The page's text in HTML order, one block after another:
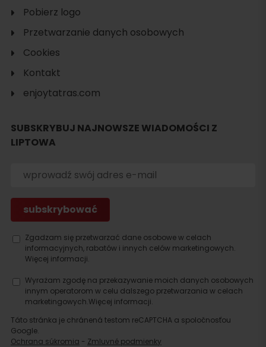
noclegu
Pobierz logo
Przetwarzanie danych osobowych
Cookies
Kontakt
enjoytatras.com
SUBSKRYBUJ NAJNOWSZE WIADOMOŚCI Z
LIPTOWA
Zgadzam się przetwarzać dane osobowe w celach
informacyjnych, rabatów i innych celów marketingowych.
Więcej informacji.
Wyrażam zgodę na przekazywanie moich danych osobowych
innym operatorom w celu dalszego przetwarzania w celach
marketingowych.Więcej informacji.
Táto stránka je chránená testom reCAPTCHA a spoločnosťou
Google.
Ochrana súkromia - Zmluvné podmienky